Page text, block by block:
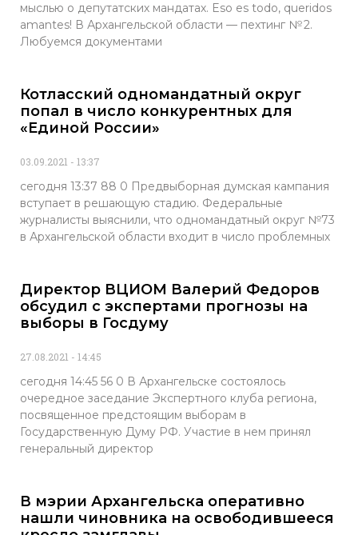
мыслью о депутатских мандатах. Eso es todo, queridos
amantes! В Архангельской области — пехтинг № 2.
Любуемся документами
Котласский одномандатный округ
попал в число конкурентных для
«Единой России»
03.09.2021 13:37
сегодня 13:37 88 0 Предвыборная думская кампания
вступает в решающую стадию. Федеральные
журналисты выяснили, что одномандатный округ №73
в Архангельской области входит в число проблемных
Директор ВЦИОМ Валерий Федоров
обсудил с экспертами прогнозы на
выборы в Госдуму
27.08.2021 14:45
сегодня 14:45 56 0 В Архангельске состоялось
очередное заседание Экспертного клуба региона,
посвященное предстоящим выборам в
Государственную Думу РФ. Участие в нем принял
генеральный директор
В мэрии Архангельска оперативно
нашли чиновника на освободившееся